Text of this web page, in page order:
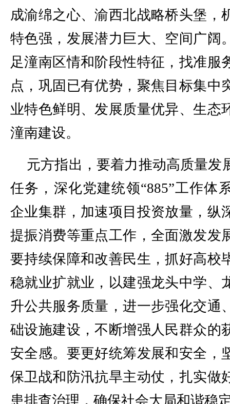
成渝绵之心、渝西北战略桥头堡，
特色强，发展潜力巨大、空间广阔
足潼南区情和阶段性特征，找准服
点，巩固已有优势，聚焦目标集中
业特色鲜明、发展质量优异、生态
潼南建设。
元方指出，要着力推动高质量发
任务，深化党建统领“885”工作体
企业集群，加速项目投资放量，纵
提振消费等重点工作，全面激发发
要持续保障和改善民生，抓好高校
稳就业扩就业，以建强龙头中学、
升公共服务质量，进一步强化交通
础设施建设，不断增强人民群众的
安全感。要更好统筹发展和安全，
保卫战和防汛抗旱主动仗，扎实做
患排查治理，确保社会大局和谐稳